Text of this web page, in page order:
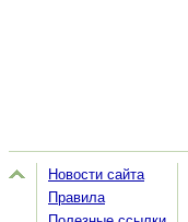
Новости сайта
Правила